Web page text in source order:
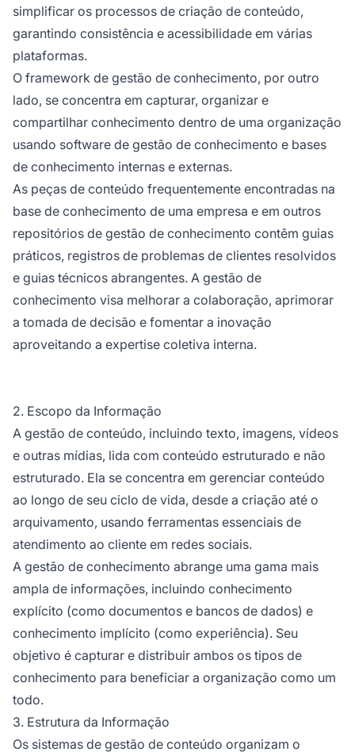
simplificar os processos de criação de conteúdo,
garantindo consistência e acessibilidade em várias
plataformas.
O framework de gestão de conhecimento, por outro
lado, se concentra em capturar, organizar e
compartilhar conhecimento dentro de uma organização
usando software de gestão de conhecimento e bases
de conhecimento internas e externas.
As peças de conteúdo frequentemente encontradas na
base de conhecimento de uma empresa e em outros
repositórios de gestão de conhecimento contêm guias
práticos, registros de problemas de clientes resolvidos
e guias técnicos abrangentes. A gestão de
conhecimento visa melhorar a colaboração, aprimorar
a tomada de decisão e fomentar a inovação
aproveitando a expertise coletiva interna.
2. Escopo da Informação
A gestão de conteúdo, incluindo texto, imagens, vídeos
e outras mídias, lida com conteúdo estruturado e não
estruturado. Ela se concentra em gerenciar conteúdo
ao longo de seu ciclo de vida, desde a criação até o
arquivamento, usando ferramentas essenciais de
atendimento ao cliente em redes sociais.
A gestão de conhecimento abrange uma gama mais
ampla de informações, incluindo conhecimento
explícito (como documentos e bancos de dados) e
conhecimento implícito (como experiência). Seu
objetivo é capturar e distribuir ambos os tipos de
conhecimento para beneficiar a organização como um
todo.
3. Estrutura da Informação
Os sistemas de gestão de conteúdo organizam o